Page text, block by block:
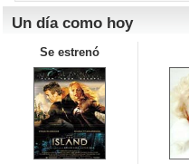
Un día como hoy
Se estrenó